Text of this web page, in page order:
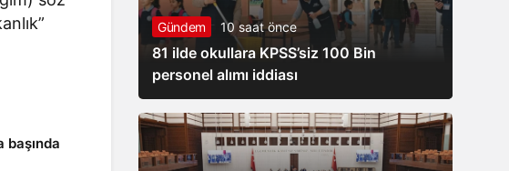
başında
Gündem 10 saat önce
81 ilde okullara KPSS’siz 100 Bin
personel alımı iddiası